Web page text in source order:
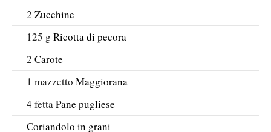
2 Zucchine
125 g Ricotta di pecora
2 Carote
1 mazzetto Maggiorana
4 fettaPane pugliese
Coriandolo in grani